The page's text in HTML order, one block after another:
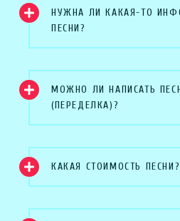
НУЖНА ЛИ КАКАЯ-ТО
ПЕСНИ?
МОЖНО ЛИ НАПИСАТЬ
(ПЕРЕДЕЛКА)?
КАКАЯ СТОИМОСТЬ ПЕСНИ?